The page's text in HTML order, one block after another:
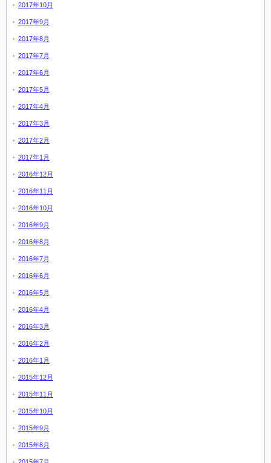
2017年10月
2017年9月
2017年8月
2017年7月
2017年6月
2017年5月
2017年4月
2017年3月
2017年2月
2017年1月
2016年12月
2016年11月
2016年10月
2016年9月
2016年8月
2016年7月
2016年6月
2016年5月
2016年4月
2016年3月
2016年2月
2016年1月
2015年12月
2015年11月
2015年10月
2015年9月
2015年8月
2015年7月